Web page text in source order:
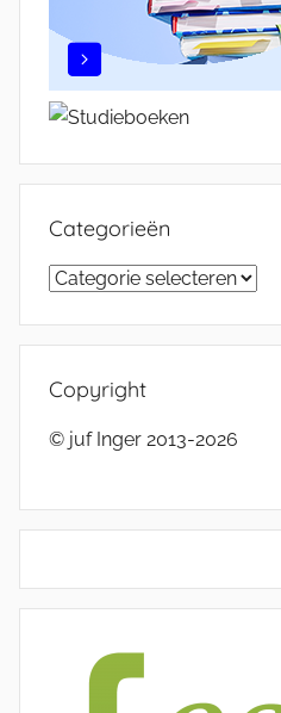
Categorieën
Categorieën
Copyright
© juf Inger 2013-2026